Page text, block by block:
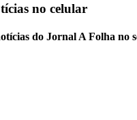
no celular
do Jornal A Folha no